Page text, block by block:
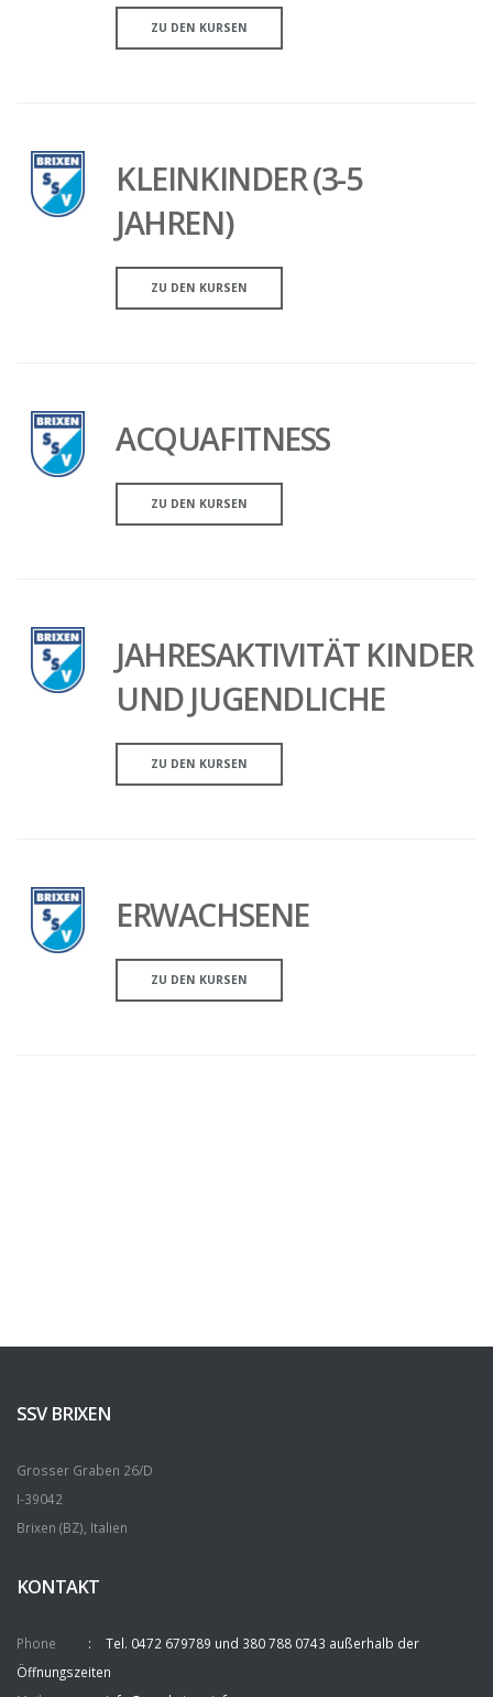
ZU DEN KURSEN
KLEINKINDER (3-5
JAHREN)
ZU DEN KURSEN
ACQUAFITNESS
ZU DEN KURSEN
JAHRESAKTIVITÄT KINDER
UND JUGENDLICHE
ZU DEN KURSEN
ERWACHSENE
ZU DEN KURSEN
SSV BRIXEN
Grosser Graben 26/D
I-39042
Brixen (BZ), Italien
KONTAKT
Phone
Tel. 0472 679789 und 380 788 0743 außerhalb der
Öffnungszeiten